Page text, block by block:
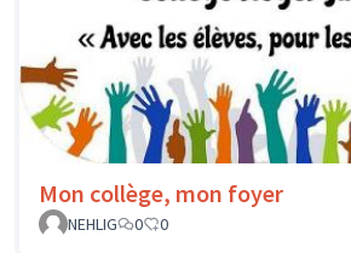
Mon collège, mon foyer
NEHLIG
0 0